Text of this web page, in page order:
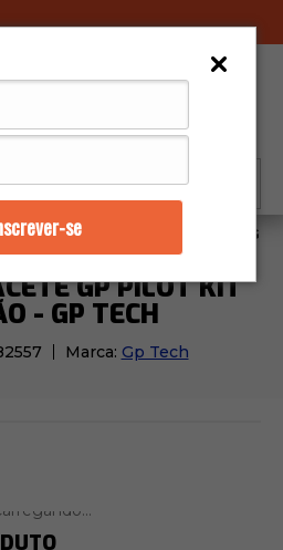
se
e Reparos Reparo Capacete Gp
GP PILOT KIT
- GP TECH
Marca: Gp Tech